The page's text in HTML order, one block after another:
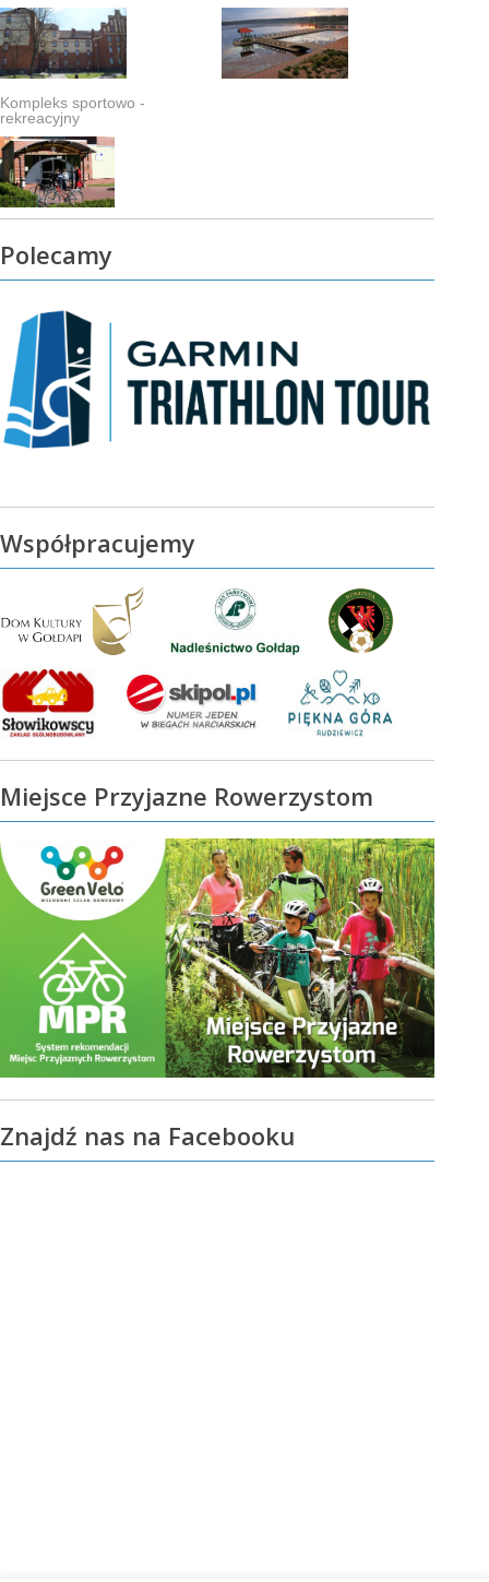
Kompleks sportowo -
rekreacyjny
Polecamy
Współpracujemy
Miejsce Przyjazne Rowerzystom
Znajdź nas na Facebooku